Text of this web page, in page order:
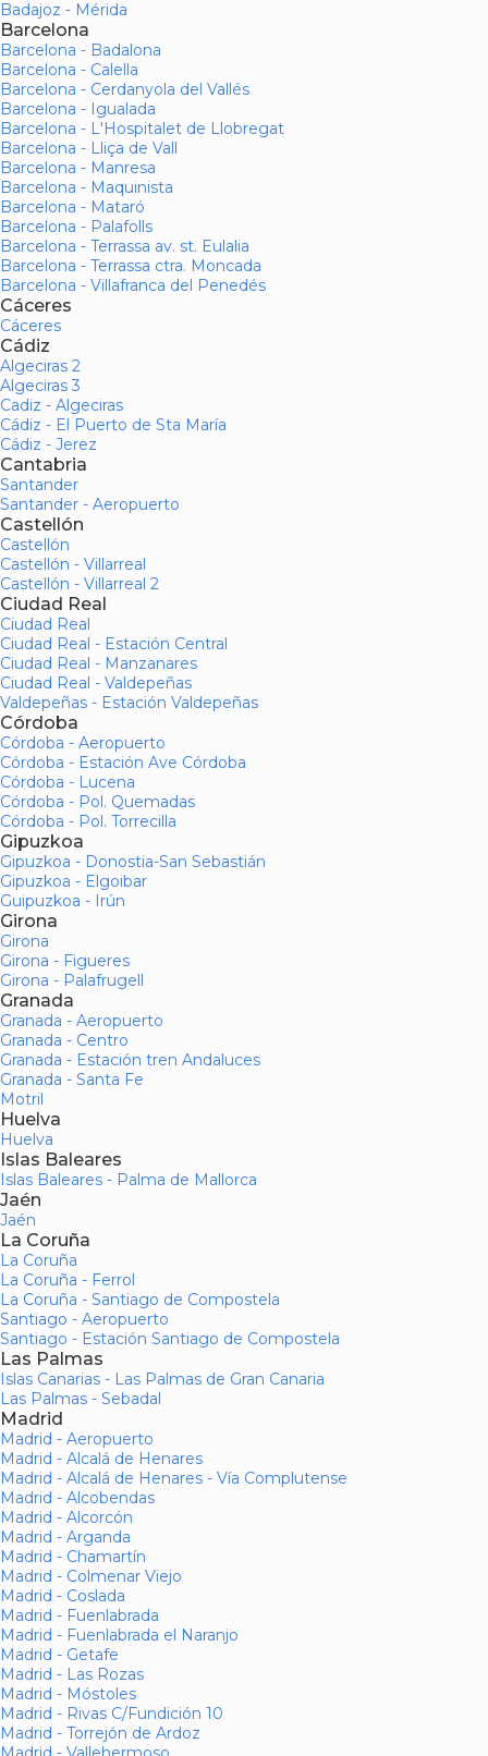
Badajoz - Mérida
Barcelona
Barcelona - Badalona
Barcelona - Calella
Barcelona - Cerdanyola del Vallés
Barcelona - Igualada
Barcelona - L'Hospitalet de Llobregat
Barcelona - Lliça de Vall
Barcelona - Manresa
Barcelona - Maquinista
Barcelona - Mataró
Barcelona - Palafolls
Barcelona - Terrassa av. st. Eulalia
Barcelona - Terrassa ctra. Moncada
Barcelona - Villafranca del Penedés
Cáceres
Cáceres
Cádiz
Algeciras 2
Algeciras 3
Cadiz - Algeciras
Cádiz - El Puerto de Sta María
Cádiz - Jerez
Cantabria
Santander
Santander - Aeropuerto
Castellón
Castellón
Castellón - Villarreal
Castellón - Villarreal 2
Ciudad Real
Ciudad Real
Ciudad Real - Estación Central
Ciudad Real - Manzanares
Ciudad Real - Valdepeñas
Valdepeñas - Estación Valdepeñas
Córdoba
Córdoba - Aeropuerto
Córdoba - Estación Ave Córdoba
Córdoba - Lucena
Córdoba - Pol. Quemadas
Córdoba - Pol. Torrecilla
Gipuzkoa
Gipuzkoa - Donostia-San Sebastián
Gipuzkoa - Elgoibar
Guipuzkoa - Irún
Girona
Girona
Girona - Figueres
Girona - Palafrugell
Granada
Granada - Aeropuerto
Granada - Centro
Granada - Estación tren Andaluces
Granada - Santa Fe
Motril
Huelva
Huelva
Islas Baleares
Islas Baleares - Palma de Mallorca
Jaén
Jaén
La Coruña
La Coruña
La Coruña - Ferrol
La Coruña - Santiago de Compostela
Santiago - Aeropuerto
Santiago - Estación Santiago de Compostela
Las Palmas
Islas Canarias - Las Palmas de Gran Canaria
Las Palmas - Sebadal
Madrid
Madrid - Aeropuerto
Madrid - Alcalá de Henares
Madrid - Alcalá de Henares - Vía Complutense
Madrid - Alcobendas
Madrid - Alcorcón
Madrid - Arganda
Madrid - Chamartín
Madrid - Colmenar Viejo
Madrid - Coslada
Madrid - Fuenlabrada
Madrid - Fuenlabrada el Naranjo
Madrid - Getafe
Madrid - Las Rozas
Madrid - Móstoles
Madrid - Rivas C/Fundición 10
Madrid - Torrejón de Ardoz